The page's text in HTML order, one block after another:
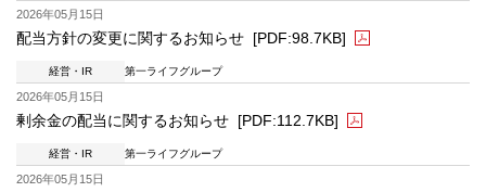
2026年05月15日
配当方針の変更に関するお知らせ [PDF:98.7KB]
経営・IR 第一ライフグループ
PDFファイルが新規ウィンドウで開きます
2026年05月15日
剰余金の配当に関するお知らせ [PDF:112.7KB]
経営・IR 第一ライフグループ
PDFファイルが新規ウィンドウで開きます
2026年05月15日